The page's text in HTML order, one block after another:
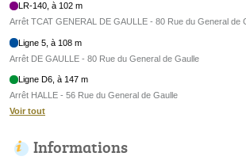
LR-140, à 102 m
Arrêt TCAT GENERAL DE GAULLE - 80 Rue du General de
Ligne 5, à 108 m
Arrêt DE GAULLE - 80 Rue du General de Gaulle
Ligne D6, à 147 m
Arrêt HALLE - 56 Rue du General de Gaulle
Voir tout
Informations